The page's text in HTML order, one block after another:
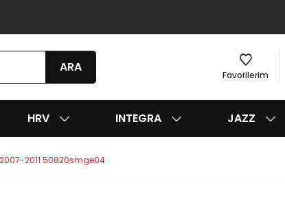
ARA
Favorilerim
HRV INTEGRA JAZZ
2011 50820smge04